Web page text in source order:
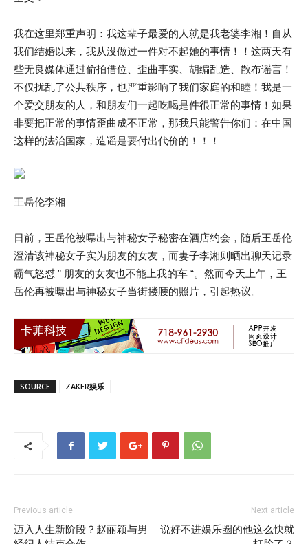
我在这里郑重声明：我这辈子最爱的人就是我老婆李湘！自从
我们结婚以来，我从没做过一件对不起她的事情！！这两天有
些无良媒体通过偷拍借位、歪曲事实、胡编乱造、散布谣言！
不仅扰乱了公共秩序，也严重影响了我们家庭的和睦！我是一
个爱交朋友的人，和朋友们一起吃喝是件很正常的事情！如果
非要把正常的事情歪曲成不正常，那我只能警告你们：在中国
这样的法治国家，造谣是要付出代价的！！！
王岳伦李湘
日前，王岳伦被曝出与神秘女子秘密在酒店约会，随后王岳伦
澄清该神秘女子实为朋友的女友，而妻子李湘则晒出聊天记录
霸气怒怼 ” 朋友的女友也不能上我的车 “。然而今天上午，王
岳伦再被曝出与神秘女子当街搂腰的照片，引起热议。
SOURCE ZAKER娱乐
Previous article
迈入人生新阶段？赵丽颖与男
Next article
说好不进娱乐圈的他这么快就